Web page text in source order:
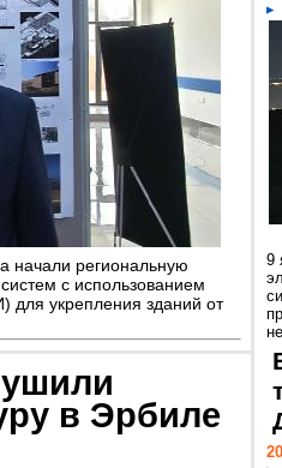
начали региональную
с использованием
для укрепления зданий от
в Эрбиле
9